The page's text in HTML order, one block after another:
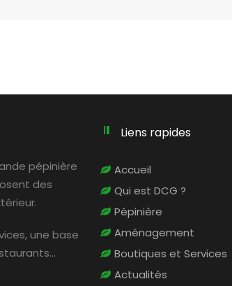
pépinière
des
une base
Liens rapides
Accueil
Qui est DCG ?
Pépinière
Aménagement
Boutiques et Services
Actualités